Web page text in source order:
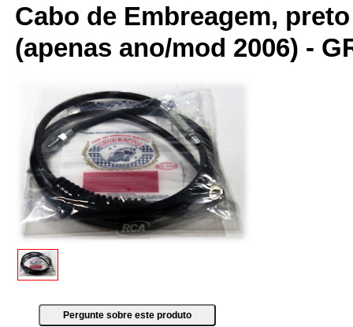
Cabo de Embreagem,
(apenas ano/mod 2006) -